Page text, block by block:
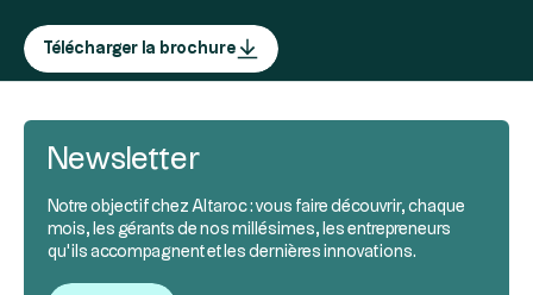
Télécharger la brochure
Newsletter
Notre objectif chez Altaroc : vous faire découvrir, chaque
mois, les gérants de nos millésimes, les entrepreneurs
qu’ils accompagnent et les dernières innovations.